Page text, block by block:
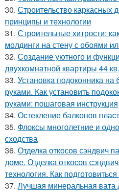
30. Строительство каркасных
принципы и технологии
31. Строительные хитрости:
молдинги на стену с обоями
32. Создание уютного и
двухкомнатной квартиры 44
33. Установка подоконника
руками. Как установить
руками: пошаговая инструкция
34. Остекление балконов
35. Флоксы многолетние и
сходства
36. Отделка откосов сэндвич
доме. Отделка откосов
технология. Как
37. Лучшая минеральная